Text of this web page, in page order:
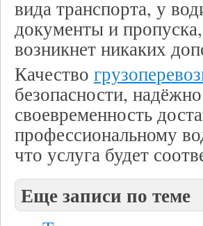
вида транспорта, у
документы и
возникнет никаких
Качество
безопасности,
своевременность
профессиональному
что услуга будет
Еще записи по теме